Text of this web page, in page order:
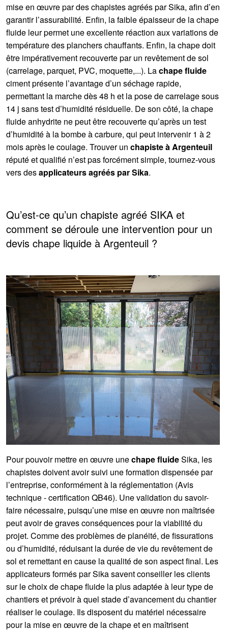
mise en œuvre par des chapistes agréés par Sika, afin d’en
garantir l’assurabilité. Enfin, la faible épaisseur de la chape
fluide leur permet une excellente réaction aux variations de
température des planchers chauffants. Enfin, la chape doit
être impérativement recouverte par un revêtement de sol
(carrelage, parquet, PVC, moquette,...). Lachape fluide
ciment présente l’avantage d’un séchage rapide,
permettant la marche dès 48 h et la pose de carrelage sous
14 j sans test d’humidité résiduelle. De son côté, la chape
fluide anhydrite ne peut être recouverte qu’après un test
d’humidité à la bombe à carbure, qui peut intervenir 1 à 2
mois après le coulage. Trouver un chapiste à Argenteuil
réputé et qualifié n’est pas forcément simple, tournez-vous
vers desapplicateurs agréés par Sika.
Qu’est-ce qu’un chapiste agréé SIKA et
comment se déroule une intervention pour un
devis chape liquide à Argenteuil ?
Pour pouvoir mettre en œuvre unechape fluideSika, les
chapistes doivent avoir suivi une formation dispensée par
l’entreprise, conformément à la réglementation (Avis
technique - certification QB46). Une validation du savoir-
faire nécessaire, puisqu’une mise en œuvre non maîtrisée
peut avoir de graves conséquences pour la viabilité du
projet. Comme des problèmes de planéité, de fissurations
ou d’humidité, réduisant la durée de vie du revêtement de
sol et remettant en cause la qualité de son aspect final. Les
applicateurs formés par Sika savent conseiller les clients
sur le choix de chape fluide la plus adaptée à leur type de
chantiers et prévoir à quel stade d’avancement du chantier
réaliser le coulage. Ils disposent du matériel nécessaire
pour la mise en œuvre de la chape et en maîtrisent